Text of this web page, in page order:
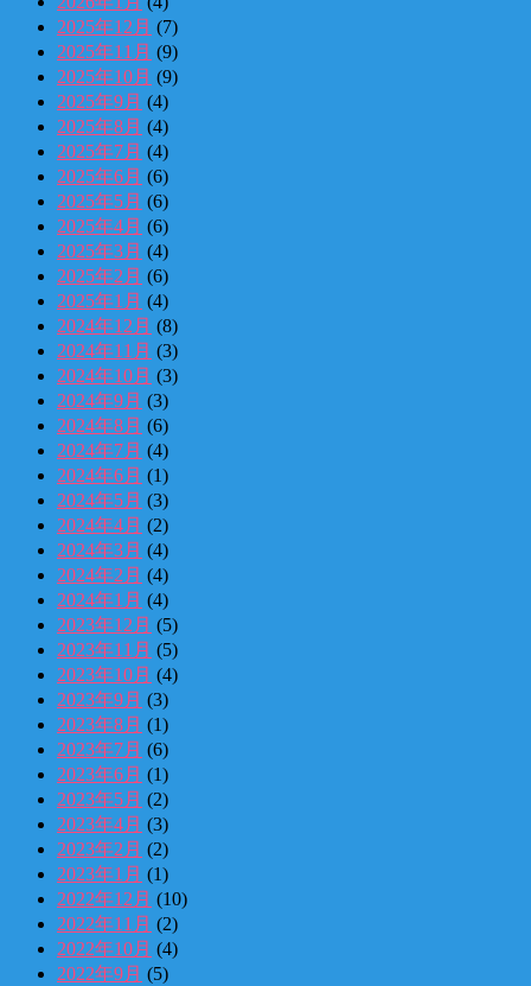
2025年12月 (7)
2025年11月 (9)
2025年10月 (9)
2025年9月 (4)
2025年8月 (4)
2025年7月 (4)
2025年6月 (6)
2025年5月 (6)
2025年4月 (6)
2025年3月 (4)
2025年2月 (6)
2025年1月 (4)
2024年12月 (8)
2024年11月 (3)
2024年10月 (3)
2024年9月 (3)
2024年8月 (6)
2024年7月 (4)
2024年6月 (1)
2024年5月 (3)
2024年4月 (2)
2024年3月 (4)
2024年2月 (4)
2024年1月 (4)
2023年12月 (5)
2023年11月 (5)
2023年10月 (4)
2023年9月 (3)
2023年8月 (1)
2023年7月 (6)
2023年6月 (1)
2023年5月 (2)
2023年4月 (3)
2023年2月 (2)
2023年1月 (1)
2022年12月 (10)
2022年11月 (2)
2022年10月 (4)
2022年9月 (5)